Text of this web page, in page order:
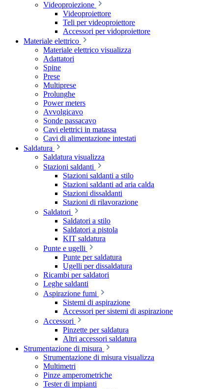
Videoproiezione
Videoproiettore
Teli per videoproiettore
Accessori per vidoproiettore
Materiale elettrico
Materiale elettrico visualizza
Adattatori
Spine
Prese
Multiprese
Prolunghe
Power meters
Avvolgicavo
Sonde passacavo
Cavi elettrici in matassa
Cavi di alimentazione intestati
Saldatura
Saldatura visualizza
Stazioni saldanti
Stazioni saldanti a stilo
Stazioni saldanti ad aria calda
Stazioni dissaldanti
Stazioni di rilavorazione
Saldatori
Saldatori a stilo
Saldatori a pistola
KIT saldatura
Punte e ugelli
Punte per saldatura
Ugelli per dissaldatura
Ricambi per saldatori
Leghe saldanti
Aspirazione fumi
Sistemi di aspirazione
Accessori per sistemi di aspirazione
Accessori
Pinzette per saldatura
Altri accessori saldatura
Strumentazione di misura
Strumentazione di misura visualizza
Multimetri
Pinze amperometriche
Tester di impianti